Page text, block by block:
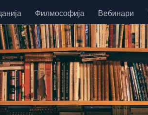
Филмософија Вебинари